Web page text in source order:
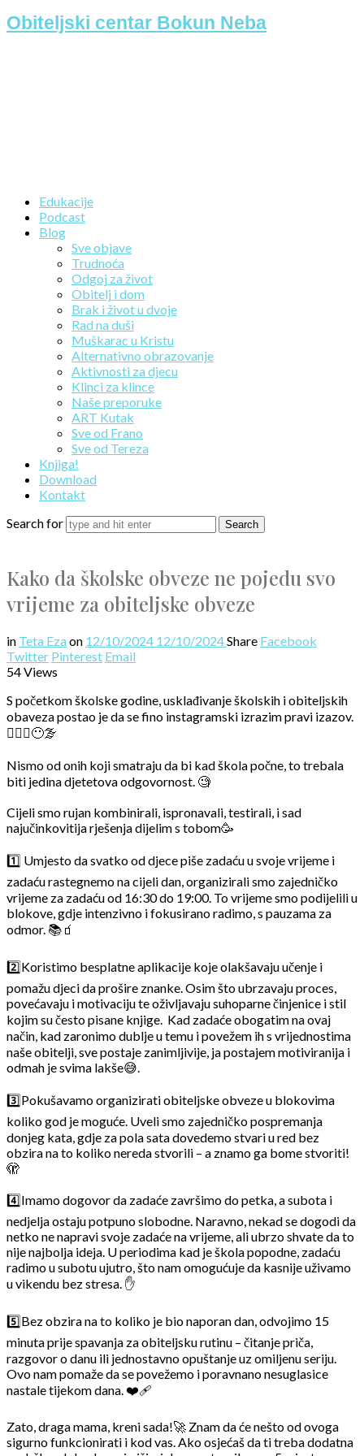
Obiteljski centar Bokun Neba
Edukacije
Podcast
Blog
Sve objave
Trudnoća
Odgoj za život
Obitelj i dom
Brak i život u dvoje
Rad na duši
Muškarac u Kristu
Alternativno obrazovanje
Aktivnosti za djecu
Klinci za klince
Naše preporuke
ART Kutak
Sve od Frano
Sve od Tereza
Knjiga!
Download
Kontakt
Search for
Kako da školske obveze ne pojedu svo
vrijeme za obiteljske obveze
in Teta Eza on 12/10/2024 12/10/2024Share Facebook
Twitter Pinterest Email
54 Views
S početkom školske godine, usklađivanje školskih i obiteljskih
obaveza postao je da se fino instagramski izrazim pravi izazov.
🤦🏼‍♀️😶‍🌫️
Nismo od onih koji smatraju da bi kad škola počne, to trebala
biti jedina djetetova odgovornost. 🧐
Cijeli smo rujan kombinirali, ispronavali, testirali, i sad
najučinkovitija rješenja dijelim s tobom🥳
1️⃣ Umjesto da svatko od djece piše zadaću u svoje vrijeme i
zadaću rastegnemo na cijeli dan, organizirali smo zajedničko
vrijeme za zadaću od 16:30 do 19:00. To vrijeme smo podijelili u
blokove, gdje intenzivno i fokusirano radimo, s pauzama za
odmor. 📚🧃
2️⃣Koristimo besplatne aplikacije koje olakšavaju učenje i
pomažu djeci da prošire znanke. Osim što ubrzavaju proces,
povećavaju i motivaciju te oživljavaju suhoparne činjenice i stil
kojim su često pisane knjige. Kad zadaće obogatim na ovaj
način, kad zaronimo dublje u temu i povežem ih s vrijednostima
naše obitelji, sve postaje zanimljivije, ja postajem motiviranija i
odmah je svima lakše😅.
3️⃣Pokušavamo organizirati obiteljske obveze u blokovima
koliko god je moguće. Uveli smo zajedničko pospremanja
donjeg kata, gdje za pola sata dovedemo stvari u red bez
obzira na to koliko nereda stvorili – a znamo ga bome stvoriti!
🫣
4️⃣Imamo dogovor da zadaće završimo do petka, a subota i
nedjelja ostaju potpuno slobodne. Naravno, nekad se dogodi da
netko ne napravi svoje zadaće na vrijeme, ali ubrzo shvate da to
nije najbolja ideja. U periodima kad je škola popodne, zadaću
radimo u subotu ujutro, što nam omogućuje da kasnije uživamo
u vikendu bez stresa. ✋
5️⃣Bez obzira na to koliko je bio naporan dan, odvojimo 15
minuta prije spavanja za obiteljsku rutinu – čitanje priča,
razgovor o danu ili jednostavno opuštanje uz omiljenu seriju.
Ovo nam pomaže da se povežemo i poravnano nesuglasice
nastale tijekom dana. ❤️‍🩹
Zato, draga mama, kreni sada!🚀 Znam da će nešto od ovoga
sigurno funkcionirati i kod vas. Ako osjećaš da ti treba dodatna